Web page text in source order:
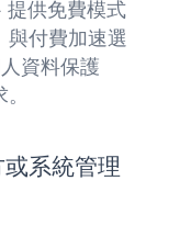
提供免費模式
與付費加速選
資料保護
系統管理